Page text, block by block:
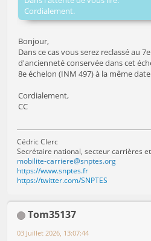
Cordialement.
Bonjour,
Dans ce cas vous serez reclassé au
d'ancienneté conservée dans cet
8e échelon (INM 497) à la même
Cordialement,
CC
Cédric Clerc
Secrétaire national, secteur carrières
mobilite-carriere@snptes.org
https://www.snptes.fr
https://twitter.com/SNPTES
Tom35137
03 Juillet 2026, 13:07:44